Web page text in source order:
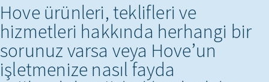
Hove ürünleri, teklifleri ve
hizmetleri hakkında herhangi bir
sorunuz varsa veya Hove’un
işletmenize nasıl fayda